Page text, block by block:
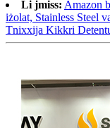
Li jmiss: Amazon
iżolat, Stainless Steel
Tnixxija Kikkri